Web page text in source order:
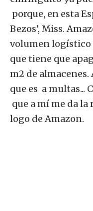
porque, en esta
Bezos’, Miss.
volumen
que tiene que
m2 de almacenes.
que es a multas...
que a mí me da
logo de Amazon.